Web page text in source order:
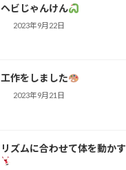
ヘビじゃんけん
2023年9月22日
工作をしました
2023年9月21日
リズムに合わせて体を動かす